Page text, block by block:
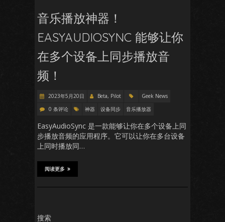
音乐播放神器！
EASYAUDIOSYNC 能够让你
在多个设备上同步播放音
频！
2023年5月20日 Beta, Pilot
Geek News
0 条评论
神器 设备同步 音乐播放器
EasyAudioSync 是一款能够让你在多个设备上同
步播放音频的应用程序。它可以让你在多台设备
上同时播放同…
阅读更多
搜索